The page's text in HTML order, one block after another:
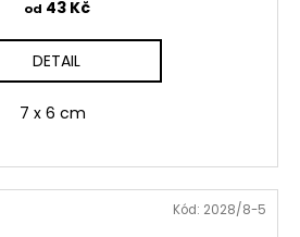
od 43 Kč
DETAIL
7 x 6 cm
Kód: 2028/8-5